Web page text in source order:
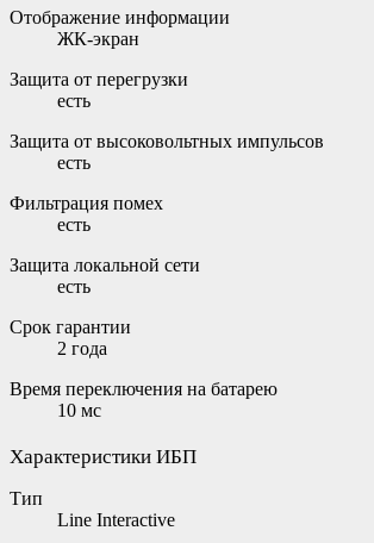
Отображение информации
ЖК-экран
Защита от перегрузки
есть
Защита от высоковольтных импульсов
есть
Фильтрация помех
есть
Защита локальной сети
есть
Срок гарантии
2 года
Время переключения на батарею
10 мс
Характеристики ИБП
Тип
Line Interactive